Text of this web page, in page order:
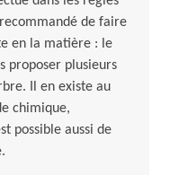
de faire
en la matière : le
proposer plusieurs
Il en existe au
chimique,
possible aussi de